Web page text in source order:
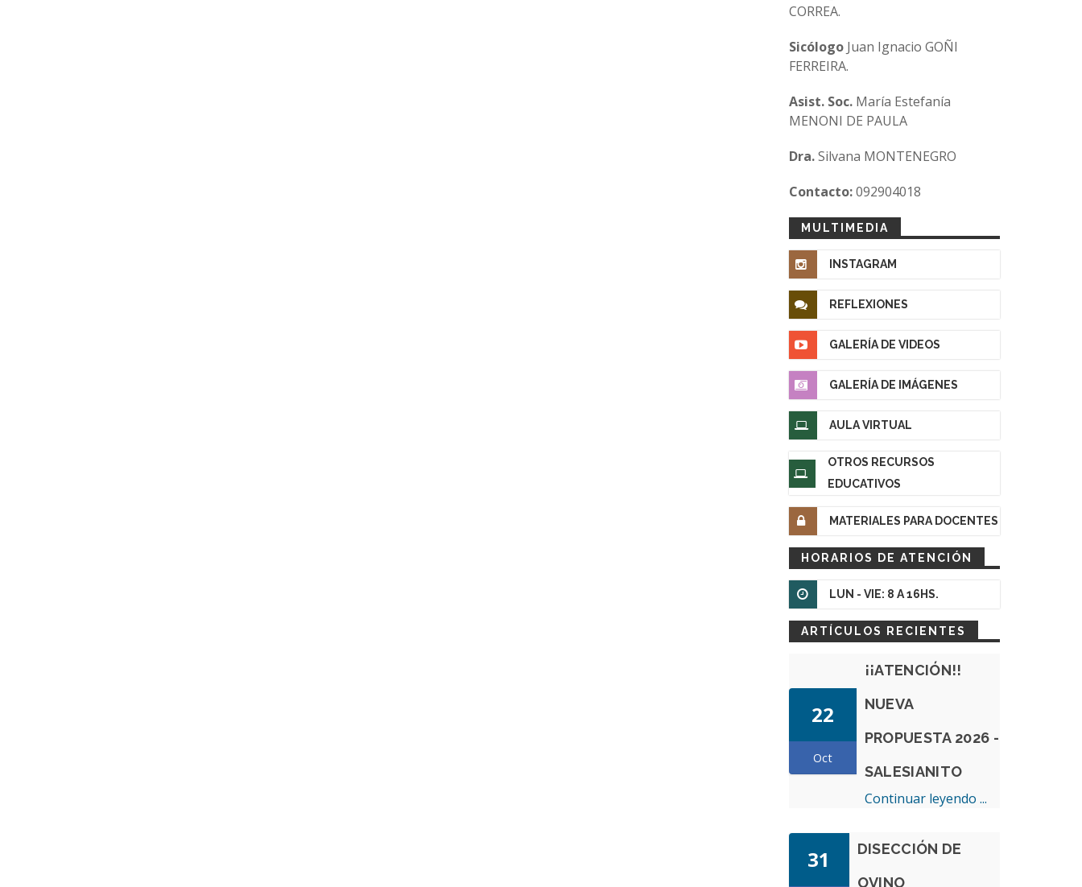
CORREA.
SicólogoJuan Ignacio GOÑI
FERREIRA.
Asist. Soc.María Estefanía
MENONI DE PAULA
Dra.Silvana MONTENEGRO
Contacto:092904018
MULTIMEDIA
INSTAGRAM
REFLEXIONES
GALERÍA DE VIDEOS
GALERÍA DE IMÁGENES
AULA VIRTUAL
OTROS RECURSOS
EDUCATIVOS
MATERIALES PARA DOCENTES
HORARIOS DE ATENCIÓN
LUN - VIE: 8 A 16HS.
ARTÍCULOS RECIENTES
22
Oct
¡¡ATENCIÓN!!
NUEVA
PROPUESTA 2026 -
SALESIANITO
Continuar leyendo ...
31
DISECCIÓN DE
OVINO